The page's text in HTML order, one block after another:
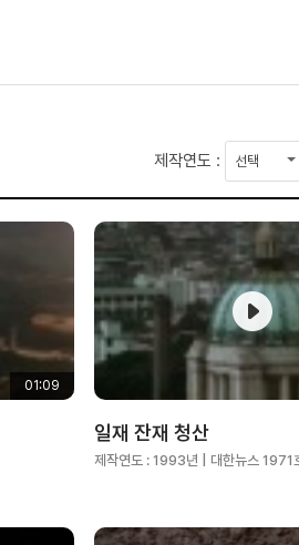
제작연도 :
작
연
도
01:09
일재 잔재 청산
제작연도 : 1993년 | 대한뉴스 1971